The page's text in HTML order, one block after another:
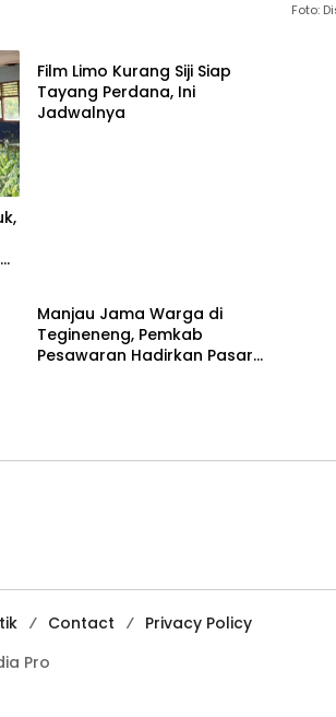
Film Limo Kurang Siji Siap
Tayang Perdana, Ini
Jadwalnya
Manjau Jama Warga di
Tegineneng, Pemkab
Pesawaran Hadirkan Pasar
Foto:
Contact
Privacy Policy
Pro